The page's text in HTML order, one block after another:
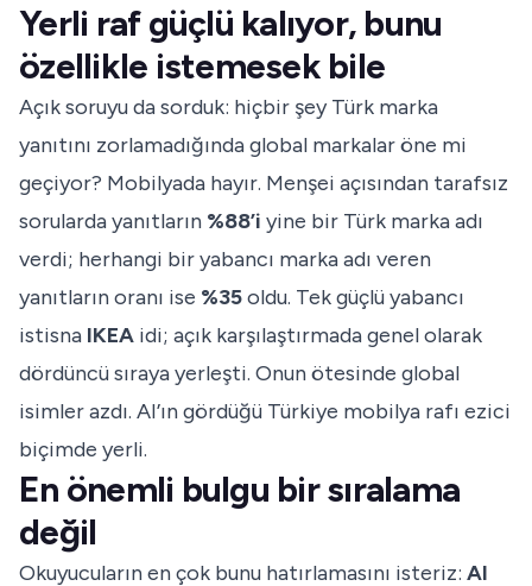
Yerli raf güçlü kalıyor, bunu
özellikle istemesek bile
Açık soruyu da sorduk: hiçbir şey Türk marka
yanıtını zorlamadığında global markalar öne mi
geçiyor? Mobilyada hayır. Menşei açısından tarafsız
sorularda yanıtların %88’i yine bir Türk marka adı
verdi; herhangi bir yabancı marka adı veren
yanıtların oranı ise %35oldu. Tek güçlü yabancı
istisna IKEA idi; açık karşılaştırmada genel olarak
dördüncü sıraya yerleşti. Onun ötesinde global
isimler azdı. AI’ın gördüğü Türkiye mobilya rafı ezici
biçimde yerli.
En önemli bulgu bir sıralama
değil
Okuyucuların en çok bunu hatırlamasını isteriz: AI